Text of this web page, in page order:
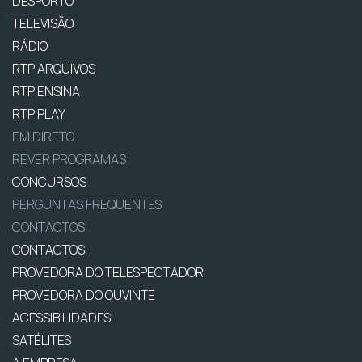
TELEVISÃO
RÁDIO
RTP ARQUIVOS
RTP ENSINA
RTP PLAY
EM DIRETO
REVER PROGRAMAS
CONCURSOS
PERGUNTAS FREQUENTES
CONTACTOS
CONTACTOS
PROVEDORA DO TELESPECTADOR
PROVEDORA DO OUVINTE
ACESSIBILIDADES
SATÉLITES